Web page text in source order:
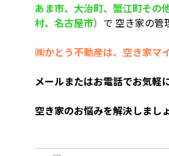
あま市、大治町、蟹江町その
村、名古屋市） で 空き家の管
㈱かとう不動産は、空き家マ
メールまたはお電話でお気軽
空き家のお悩みを解決しまし